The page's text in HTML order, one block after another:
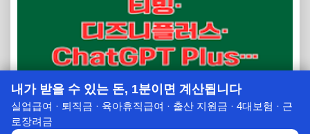
내가 받을 수 있는 돈, 1분이면 계산됩니다
실업급여 · 퇴직금 · 육아휴직급여 · 출산 지원금 · 4대보험 · 근
로장려금